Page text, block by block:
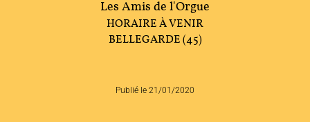
L'ENSEMBLE JACQUES MODERNE
JOËL SUHUBIETTE
Les Amis de l'Orgue
HORAIRE À VENIR
BELLEGARDE (45)
Publié le 21/01/2020